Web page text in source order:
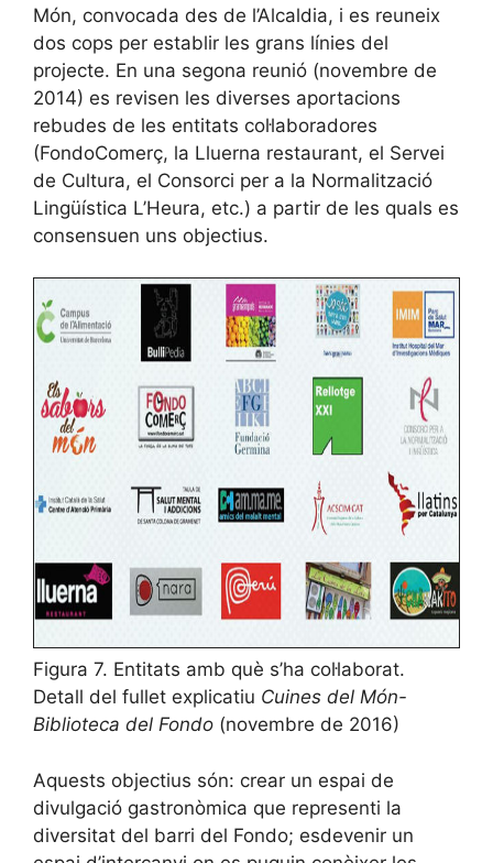
Món, convocada des de l’Alcaldia, i es reuneix
dos cops per establir les grans línies del
projecte. En una segona reunió (novembre de
2014) es revisen les diverses aportacions
rebudes de les entitats col·laboradores
(FondoComerç, la Lluerna restaurant, el Servei
de Cultura, el Consorci per a la Normalització
Lingüística L’Heura, etc.) a partir de les quals es
consensuen uns objectius.
Figura 7. Entitats amb què s’ha col·laborat.
Detall del fullet explicatiu Cuines del Món-
Biblioteca del Fondo (novembre de 2016)
Aquests objectius són: crear un espai de
divulgació gastronòmica que representi la
diversitat del barri del Fondo; esdevenir un